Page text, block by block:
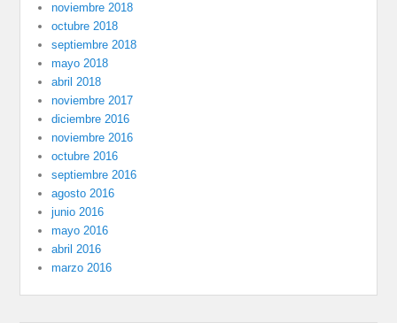
noviembre 2018
octubre 2018
septiembre 2018
mayo 2018
abril 2018
noviembre 2017
diciembre 2016
noviembre 2016
octubre 2016
septiembre 2016
agosto 2016
junio 2016
mayo 2016
abril 2016
marzo 2016